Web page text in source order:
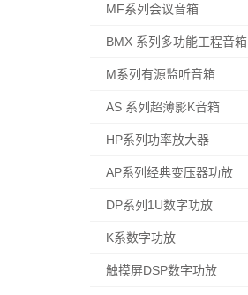
MF系列会议音箱
BMX 系列多功能工程音箱
M系列有源监听音箱
AS 系列超薄影K音箱
HP系列功率放大器
AP系列经典变压器功放
DP系列1U数字功放
K系数字功放
触摸屏DSP数字功放